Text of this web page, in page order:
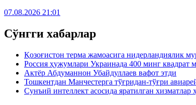
07.08.2026 21:01
Сўнгги хабарлар
Қозоғистон терма жамоасига нидерландиялик
Россия ҳужумлари Украинада 400 минг квадрат
Актёр Абду­маннон Убайдуллаев вафот этди
Тошкентдан Манчестерга тўғридан-тўғри
Сунъий интеллект асосида яратилган хизматлар